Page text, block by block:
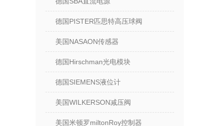
德国PISTER匹思特高压球阀
美国NASAON传感器
德国Hirschman光电模块
德国SIEMENS液位计
美国WILKERSON减压阀
美国米顿罗miltonRoy控制器